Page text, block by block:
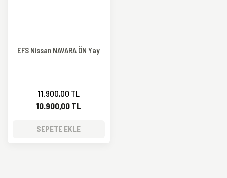
EFS Nissan NAVARA ÖN Yay
11.900,00 TL
10.900,00 TL
SEPETE EKLE